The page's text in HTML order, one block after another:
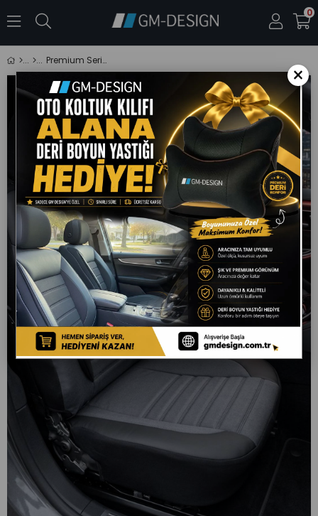
0
Premium Serisi Lüks Keten Üniversal Füme Oto Koltuk Kılıfı - 5 Koltuk Tam Set
×